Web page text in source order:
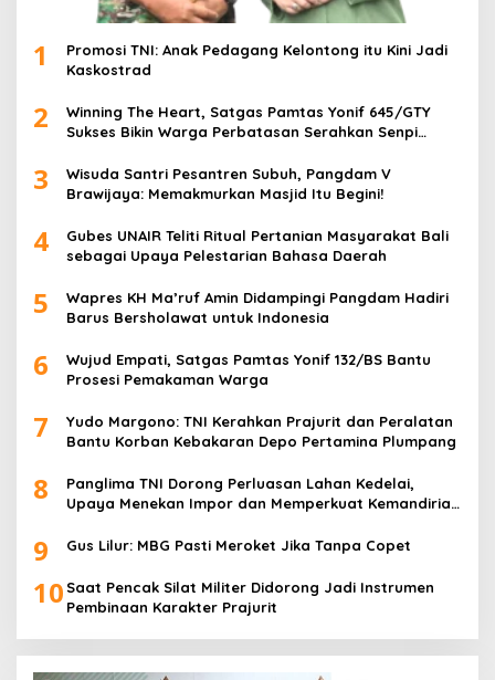
1
Promosi TNI: Anak Pedagang Kelontong itu Kini Jadi
Kaskostrad
2
Winning The Heart, Satgas Pamtas Yonif 645/GTY
Sukses Bikin Warga Perbatasan Serahkan Senpi
3
Wisuda Santri Pesantren Subuh, Pangdam V
Brawijaya: Memakmurkan Masjid Itu Begini!
4
Gubes UNAIR Teliti Ritual Pertanian Masyarakat Bali
sebagai Upaya Pelestarian Bahasa Daerah
5
Wapres KH Ma’ruf Amin Didampingi Pangdam Hadiri
Barus Bersholawat untuk Indonesia
6
Wujud Empati, Satgas Pamtas Yonif 132/BS Bantu
Prosesi Pemakaman Warga
7
Yudo Margono: TNI Kerahkan Prajurit dan Peralatan
Bantu Korban Kebakaran Depo Pertamina Plumpang
8
Panglima TNI Dorong Perluasan Lahan Kedelai,
Upaya Menekan Impor dan Memperkuat Kemandirian
9 Gus Lilur: MBG Pasti Meroket Jika Tanpa Copet
10 Saat Pencak Silat Militer Didorong Jadi Instrumen
Pembinaan Karakter Prajurit